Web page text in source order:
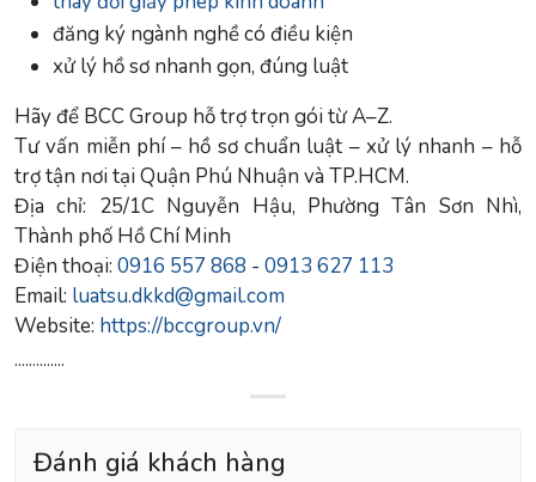
đăng ký ngành nghề có điều kiện
xử lý hồ sơ nhanh gọn, đúng luật
Hãy để BCC Group hỗ trợ trọn gói từ A–Z.
Tư vấn miễn phí – hồ sơ chuẩn luật – xử lý nhanh – hỗ
trợ tận nơi tại Quận Phú Nhuận và TP.HCM.
Địa chỉ: 25/1C Nguyễn Hậu, Phường Tân Sơn Nhì,
Thành phố Hồ Chí Minh
Điện thoại: 0916 557 868 - 0913 627 113
Email: luatsu.dkkd@gmail.com
Website: https://bccgroup.vn/
..............
Đánh giá khách hàng